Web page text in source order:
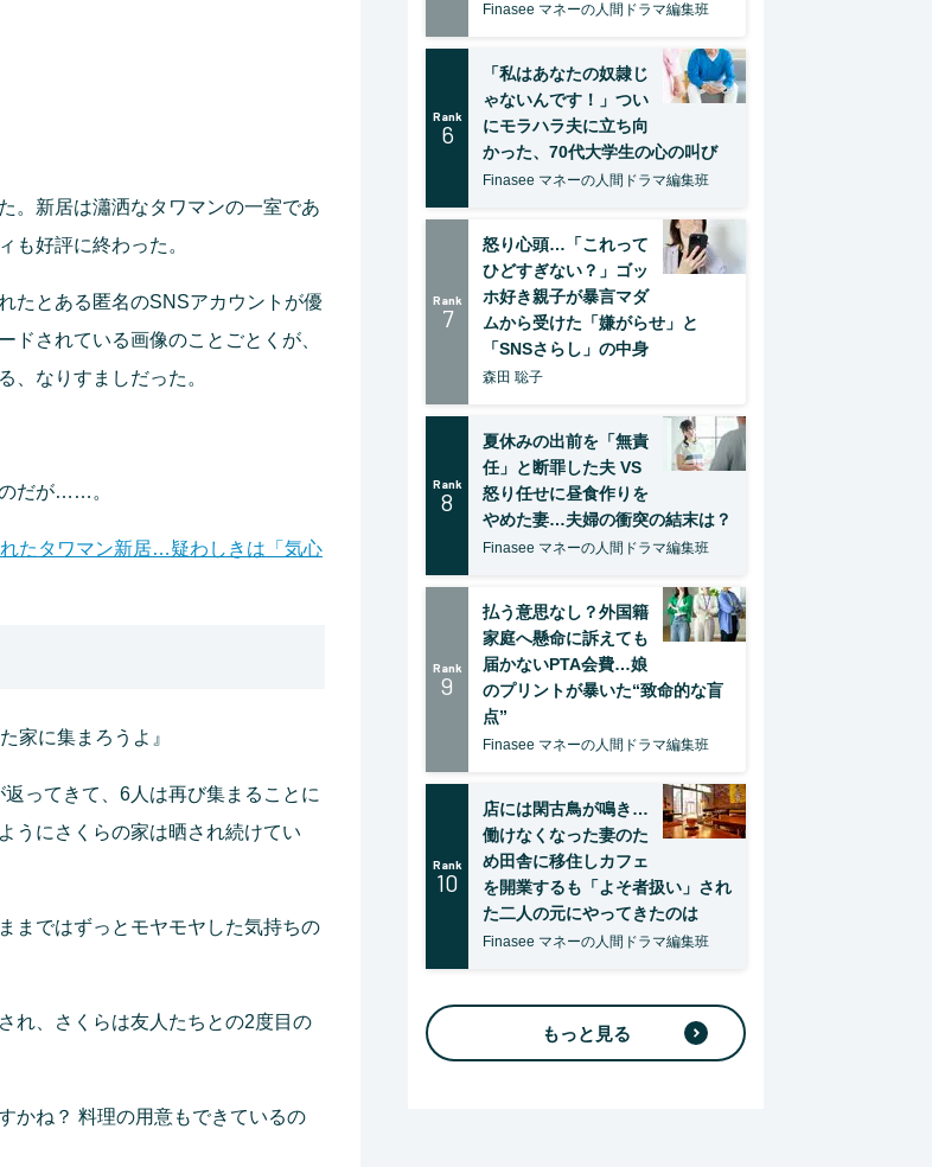
。新居は瀟洒なタワマンの一室であ
も好評に終わった。
たとある匿名のSNSアカウントが優
ドされている画像のことごとくが、
、なりすましだった。
だが……。
たタワマン新居…疑わしきは「気心
家に集まろうよ』
ってきて、6人は再び集まることに
うにさくらの家は晒され続けてい
まではずっとモヤモヤした気持ちの
れ、さくらは友人たちとの2度目の
かね？ 料理の用意もできているの
Finasee マネーの人間ドラマ編集班
Rank
6
「私はあなたの奴隷じ
ゃないんです！」つい
にモラハラ夫に立ち向
かった、70代大学生の心の叫び
Finasee マネーの人間ドラマ編集班
Rank
7
怒り心頭…「これって
ひどすぎない？」ゴッ
ホ好き親子が暴言マダ
ムから受けた「嫌がらせ」と
「SNSさらし」の中身
森田 聡子
Rank
8
夏休みの出前を「無責
任」と断罪した夫 VS
怒り任せに昼食作りを
やめた妻…夫婦の衝突の結末は？
Finasee マネーの人間ドラマ編集班
Rank
9
払う意思なし？外国籍
家庭へ懸命に訴えても
届かないPTA会費…娘
のプリントが暴いた“致命的な盲
点”
Finasee マネーの人間ドラマ編集班
Rank
10
店には閑古鳥が鳴き…
働けなくなった妻のた
め田舎に移住しカフェ
を開業するも「よそ者扱い」され
た二人の元にやってきたのは
Finasee マネーの人間ドラマ編集班
もっと見る